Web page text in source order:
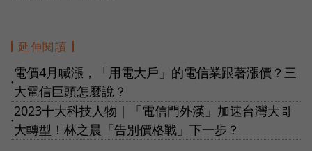
延伸閱讀
●
電價4月喊漲，「用電大戶」的電信業跟著漲價？三
大電信巨頭怎麼說？
●
2023十大科技人物｜「電信門外漢」加速台灣大哥
大轉型！林之晨「告別價格戰」下一步？